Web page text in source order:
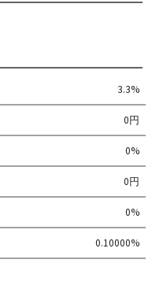
3.3%
0円
0%
0円
0%
0.10000%